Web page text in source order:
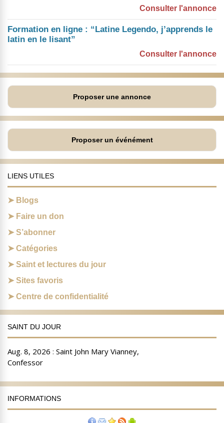
Consulter l'annonce
Formation en ligne : “Latine Legendo, j’apprends le
latin en le lisant”
Consulter l'annonce
Proposer une annonce
Proposer un événément
LIENS UTILES
Blogs
Faire un don
S’abonner
Catégories
Saint et lectures du jour
Sites favoris
Centre de confidentialité
SAINT DU JOUR
INFORMATIONS